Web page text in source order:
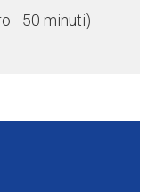
- 50 minuti)